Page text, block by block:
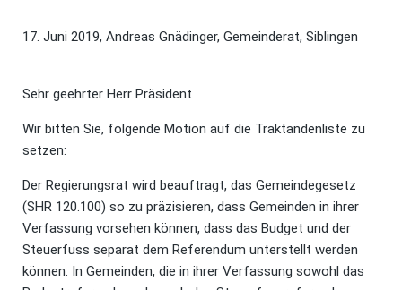
17. Juni 2019, Andreas Gnädinger, Gemeinderat, Siblingen
Sehr geehrter Herr Präsident
Wir bitten Sie, folgende Motion auf die Traktandenliste zu
setzen:
Der Regierungsrat wird beauftragt, das Gemeindegesetz
(SHR 120.100) so zu präzisieren, dass Gemeinden in ihrer
Verfassung vorsehen können, dass das Budget und der
Steuerfuss separat dem Referendum unterstellt werden
können. In Gemeinden, die in ihrer Verfassung sowohl das